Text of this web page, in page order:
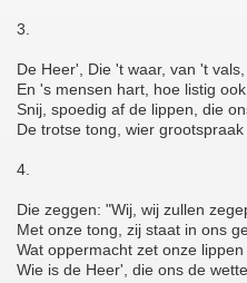
3.
De Heer', Die 't waar, van 't
En 's mensen hart, hoe listig
Snij, spoedig af de lippen, die
De trotse tong, wier
4.
Die zeggen: "Wij, wij zullen
Met onze tong, zij staat in ons
Wat oppermacht zet onze
Wie is de Heer', die ons de